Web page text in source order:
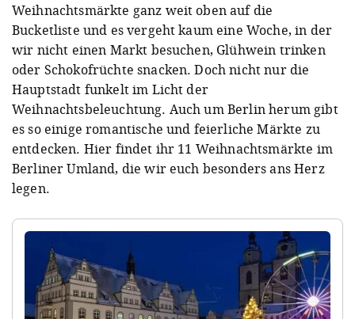
Weihnachtsmärkte ganz weit oben auf die
Bucketliste und es vergeht kaum eine Woche, in der
wir nicht einen Markt besuchen, Glühwein trinken
oder Schokofrüchte snacken. Doch nicht nur die
Hauptstadt funkelt im Licht der
Weihnachtsbeleuchtung. Auch um Berlin herum gibt
es so einige romantische und feierliche Märkte zu
entdecken. Hier findet ihr 11 Weihnachtsmärkte im
Berliner Umland, die wir euch besonders ans Herz
legen.